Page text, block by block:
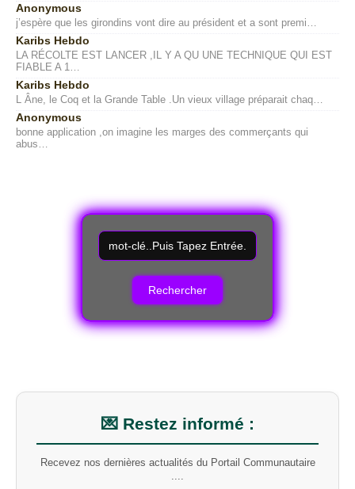
Anonymous
j’espère que les girondins vont dire au président et a sont premi…
Karibs Hebdo
LA RÉCOLTE EST LANCER ,IL Y A QU UNE TECHNIQUE QUI EST
FIABLE A 1…
Karibs Hebdo
L Âne, le Coq et la Grande Table .Un vieux village préparait chaq…
Anonymous
bonne application ,on imagine les marges des commerçants qui
abus…
R
e
c
m
o
t
-
💌 Restez informé :
Recevez nos dernières actualités du Portail Communautaire
....